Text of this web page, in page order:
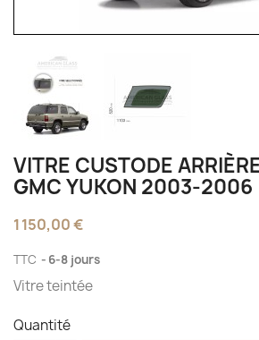
VITRE CUSTODE
GMC YUKON 2003-2006
1 150,00 €
TTC 6-8 jours
Vitre teintée
Quantité